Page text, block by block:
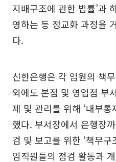
지배구조에 관한 법률’과
영하는 등 정교화 과정을
다.
신한은행은 각 임원의 책
외에도 본점 및 영업점 부
제 및 관리를 위해 ‘내부통
했다. 부서장에서 은행장
검 및 보고를 위한 ‘책무
임직원들의 점검 활동과